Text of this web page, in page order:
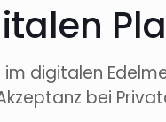
digitalen
bei